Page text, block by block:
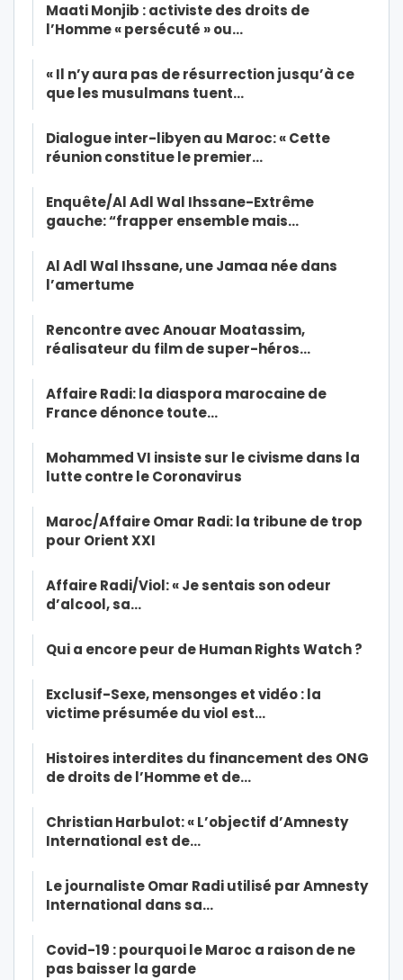
Maati Monjib : activiste des droits de
l’Homme « persécuté » ou…
« Il n’y aura pas de résurrection jusqu’à ce
que les musulmans tuent…
Dialogue inter-libyen au Maroc: « Cette
réunion constitue le premier…
Enquête/Al Adl Wal Ihssane-Extrême
gauche: “frapper ensemble mais…
Al Adl Wal Ihssane, une Jamaa née dans
l’amertume
Rencontre avec Anouar Moatassim,
réalisateur du film de super-héros…
Affaire Radi: la diaspora marocaine de
France dénonce toute…
Mohammed VI insiste sur le civisme dans la
lutte contre le Coronavirus
Maroc/Affaire Omar Radi: la tribune de trop
pour Orient XXI
Affaire Radi/Viol: « Je sentais son odeur
d’alcool, sa…
Qui a encore peur de Human Rights Watch ?
Exclusif-Sexe, mensonges et vidéo : la
victime présumée du viol est…
Histoires interdites du financement des ONG
de droits de l’Homme et de…
Christian Harbulot: « L’objectif d’Amnesty
International est de…
Le journaliste Omar Radi utilisé par Amnesty
International dans sa…
Covid-19 : pourquoi le Maroc a raison de ne
pas baisser la garde